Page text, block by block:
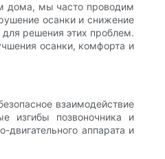
дома, мы часто проводим
осанки и снижение
решения этих проблем.
осанки, комфорта и
взаимодействие
изгибы позвоночника и
аппарата и